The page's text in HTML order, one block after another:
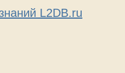
L2DB.ru